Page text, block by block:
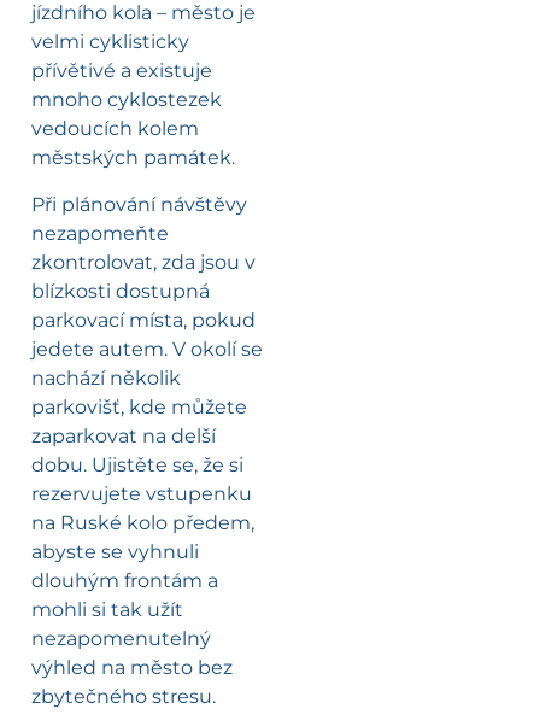
jízdního kola – město je
velmi cyklisticky
přívětivé a existuje
mnoho cyklostezek
vedoucích kolem
městských památek.
Při plánování návštěvy
nezapomeňte
zkontrolovat, zda jsou v
blízkosti dostupná
parkovací místa, pokud
jedete autem. V okolí se
nachází několik
parkovišť, kde můžete
zaparkovat na delší
dobu. Ujistěte se, že si
rezervujete vstupenku
na Ruské kolo předem,
abyste se vyhnuli
dlouhým frontám a
mohli si tak užít
nezapomenutelný
výhled na město bez
zbytečného stresu.